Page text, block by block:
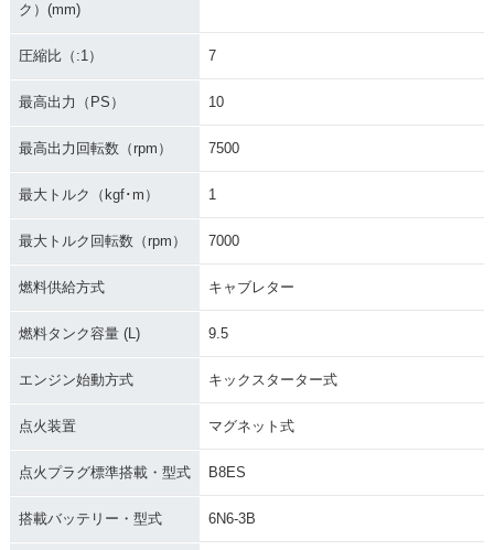
ク）(mm)
圧縮比（:1） 7
最高出力（PS） 10
最高出力回転数（rpm） 7500
最大トルク（kgf･m） 1
最大トルク回転数（rpm） 7000
燃料供給方式 キャブレター
燃料タンク容量 (L) 9.5
エンジン始動方式 キックスターター式
点火装置 マグネット式
点火プラグ標準搭載・型式 B8ES
搭載バッテリー・型式 6N6-3B